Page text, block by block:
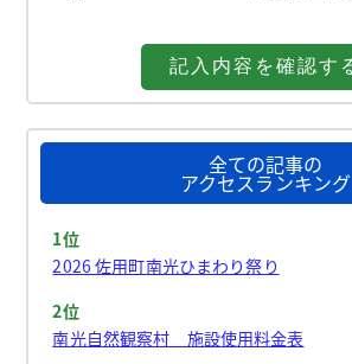
全ての記事の
アクセスランキング
1位
2026 佐用町南光ひまわり祭り
2位
南光自然観察村 施設使用料金表